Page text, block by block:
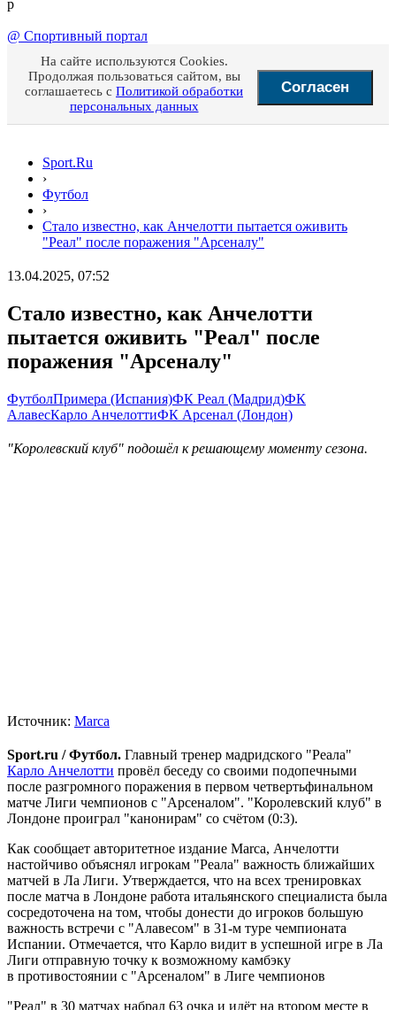
p
@ Спортивный портал
На сайте используются Cookies.
Продолжая пользоваться сайтом, вы
соглашаетесь с Политикой обработки
персональных данных
Согласен
Sport.Ru
›
Футбол
›
Стало известно, как Анчелотти пытается оживить
"Реал" после поражения "Арсеналу"
13.04.2025, 07:52
Стало известно, как Анчелотти
пытается оживить "Реал" после
поражения "Арсеналу"
ФутболПримера (Испания)ФК Реал (Мадрид)ФК
АлавесКарло АнчелоттиФК Арсенал (Лондон)
"Королевский клуб" подошёл к решающему моменту сезона.
Источник: Marca
Sport.ru / Футбол. Главный тренер мадридского "Реала"
Карло Анчелотти провёл беседу со своими подопечными
после разгромного поражения в первом четвертьфинальном
матче Лиги чемпионов с "Арсеналом". "Королевский клуб" в
Лондоне проиграл "канонирам" со счётом (0:3).
Как сообщает авторитетное издание Marca, Анчелотти
настойчиво объяснял игрокам "Реала" важность ближайших
матчей в Ла Лиги. Утверждается, что на всех тренировках
после матча в Лондоне работа итальянского специалиста была
сосредоточена на том, чтобы донести до игроков большую
важность встречи с "Алавесом" в 31-м туре чемпионата
Испании. Отмечается, что Карло видит в успешной игре в Ла
Лиги отправную точку к возможному камбэку
в противостоянии с "Арсеналом" в Лиге чемпионов
"Реал" в 30 матчах набрал 63 очка и идёт на втором месте в